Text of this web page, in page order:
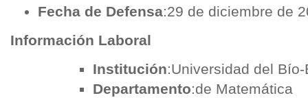
Fecha de Defensa:29 de diciembre de
Información Laboral
Institución:Universidad del
Departamento:de Matemática